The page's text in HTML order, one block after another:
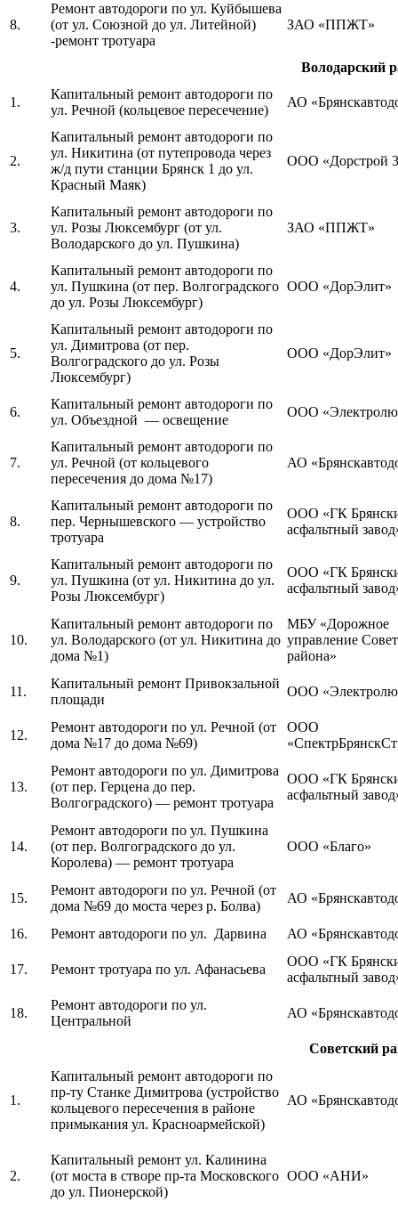
8.
Ремонт автодороги по ул. Куйбышева
(от ул. Союзной до ул. Литейной)
-ремонт тротуара
ЗАО «ППЖТ»
Володарский
1.
Капитальный ремонт автодороги по
ул. Речной (кольцевое пересечение)
АО
2.
Капитальный ремонт автодороги по
ул. Никитина (от путепровода через
ж/д пути станции Брянск 1 до ул.
Красный Маяк)
ООО «Дорстрой
3.
Капитальный ремонт автодороги по
ул. Розы Люксембург (от ул.
Володарского до ул. Пушкина)
ЗАО «ППЖТ»
4.
Капитальный ремонт автодороги по
ул. Пушкина (от пер. Волгоградского
до ул. Розы Люксембург)
ООО «ДорЭлит»
5.
Капитальный ремонт автодороги по
ул. Димитрова (от пер.
Волгоградского до ул. Розы
Люксембург)
ООО «ДорЭлит»
6.
Капитальный ремонт автодороги по
ул. Объездной — освещение
ООО
7.
Капитальный ремонт автодороги по
ул. Речной (от кольцевого
пересечения до дома №17)
АО
8.
Капитальный ремонт автодороги по
пер. Чернышевского — устройство
тротуара
ООО «ГК
асфальтный
9.
Капитальный ремонт автодороги по
ул. Пушкина (от ул. Никитина до ул.
Розы Люксембург)
ООО «ГК
асфальтный
10.
Капитальный ремонт автодороги по
ул. Володарского (от ул. Никитина до
дома №1)
МБУ «Дорожное
управление
района»
11.
Капитальный ремонт Привокзальной
площади
ООО
12.
Ремонт автодороги по ул. Речной (от
дома №17 до дома №69)
ООО
13.
Ремонт автодороги по ул. Димитрова
(от пер. Герцена до пер.
Волгоградского) — ремонт тротуара
ООО «ГК
асфальтный
14.
Ремонт автодороги по ул. Пушкина
(от пер. Волгоградского до ул.
Королева) — ремонт тротуара
ООО «Благо»
15.
Ремонт автодороги по ул. Речной (от
дома №69 до моста через р. Болва)
АО
16. Ремонт автодороги по ул. Дарвина АО
17. Ремонт тротуара по ул. Афанасьева
ООО «ГК
асфальтный
18.
Ремонт автодороги по ул.
Центральной
АО
Советский
1.
Капитальный ремонт автодороги по
пр-ту Станке Димитрова (устройство
кольцевого пересечения в районе
примыкания ул. Красноармейской)
АО
2.
Капитальный ремонт ул. Калинина
(от моста в створе пр-та Московского
до ул. Пионерской)
ООО «АНИ»